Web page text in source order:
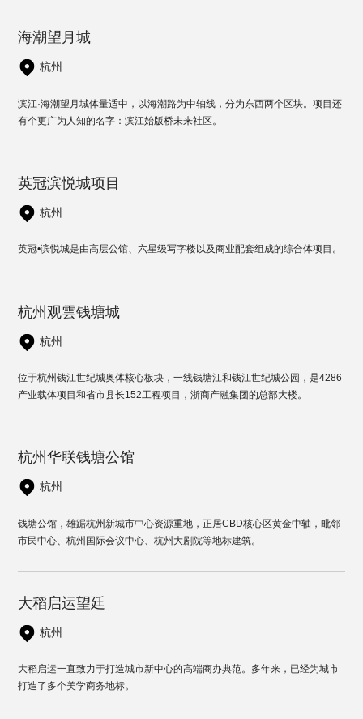
海潮望月城
杭州
滨江·海潮望月城体量适中，以海潮路为中轴线，分为东西两个区块。项目还
有个更广为人知的名字：滨江始版桥未来社区。
英冠滨悦城项目
杭州
英冠•滨悦城是由高层公馆、六星级写字楼以及商业配套组成的综合体项目。
杭州观雲钱塘城
杭州
位于杭州钱江世纪城奥体核心板块，一线钱塘江和钱江世纪城公园，是4286
产业载体项目和省市县长152工程项目，浙商产融集团的总部大楼。
杭州华联钱塘公馆
杭州
钱塘公馆，雄踞杭州新城市中心资源重地，正居CBD核心区黄金中轴，毗邻
市民中心、杭州国际会议中心、杭州大剧院等地标建筑。
大稻启运望廷
杭州
大稻启运一直致力于打造城市新中心的高端商办典范。多年来，已经为城市
打造了多个美学商务地标。